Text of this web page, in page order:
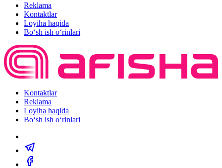
Reklama
Kontaktlar
Loyiha haqida
Bo‘sh ish o‘rinlari
Kontaktlar
Reklama
Loyiha haqida
Bo‘sh ish o‘rinlari